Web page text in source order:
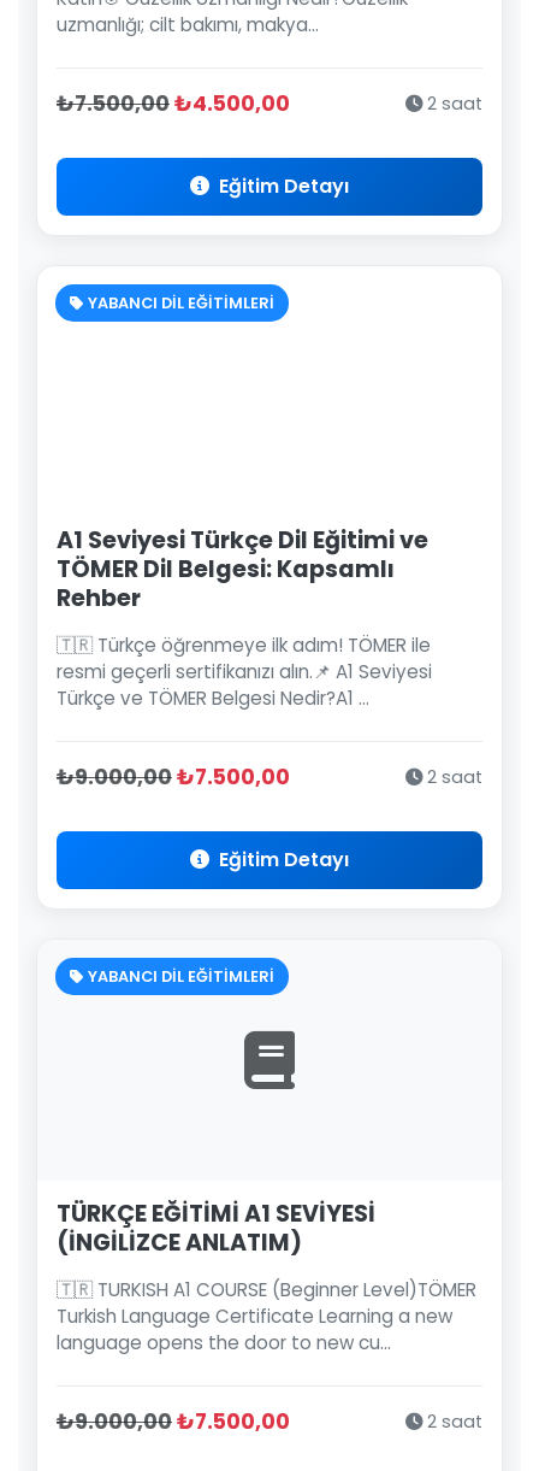
uzmanlığı; cilt bakımı, makya...
₺7.500,00₺4.500,00 2 saat
Eğitim Detayı
YABANCI DİL EĞİTİMLERİ
A1 Seviyesi Türkçe Dil Eğitimi ve
TÖMER Dil Belgesi: Kapsamlı
Rehber
🇹🇷 Türkçe öğrenmeye ilk adım! TÖMER ile
resmi geçerli sertifikanızı alın.📌 A1 Seviyesi
Türkçe ve TÖMER Belgesi Nedir?A1 ...
₺9.000,00₺7.500,00 2 saat
Eğitim Detayı
YABANCI DİL EĞİTİMLERİ
TÜRKÇE EĞİTİMİ A1 SEVİYESİ
(İNGİLİZCE ANLATIM)
🇹🇷 TURKISH A1 COURSE (Beginner Level)TÖMER
Turkish Language Certificate Learning a new
language opens the door to new cu...
₺9.000,00₺7.500,00 2 saat